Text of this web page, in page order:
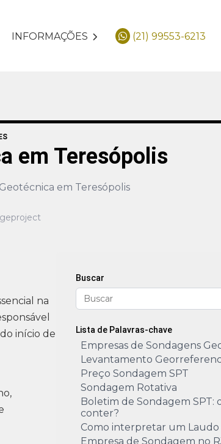
INFORMAÇÕES (21) 99553-6213
em Teresópolis
em Teresópolis
na
início de
Buscar
Lista de Palavras-chave
Empresas de Sondagens
Levantamento
Preço Sondagem SPT
Sondagem Rotativa
Boletim de Sondagem SPT:
conter?
Como interpretar um Laudo
Empresa de Sondagem no